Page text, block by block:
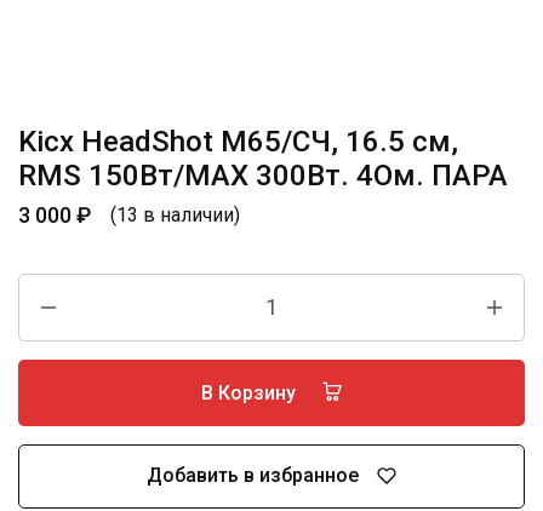
Kicx HeadShot M65/СЧ, 16.5 см,
RMS 150Вт/МАХ 300Вт. 4Ом. ПАРА
3 000₽ (13 в наличии)
В Корзину
Добавить в избранное